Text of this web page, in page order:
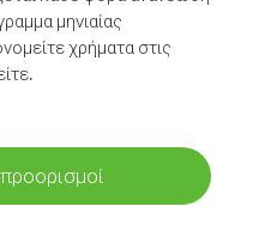
μηνιαίας
χρήματα στις